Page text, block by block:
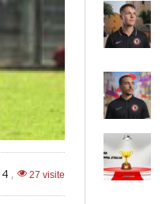
, 27 visite